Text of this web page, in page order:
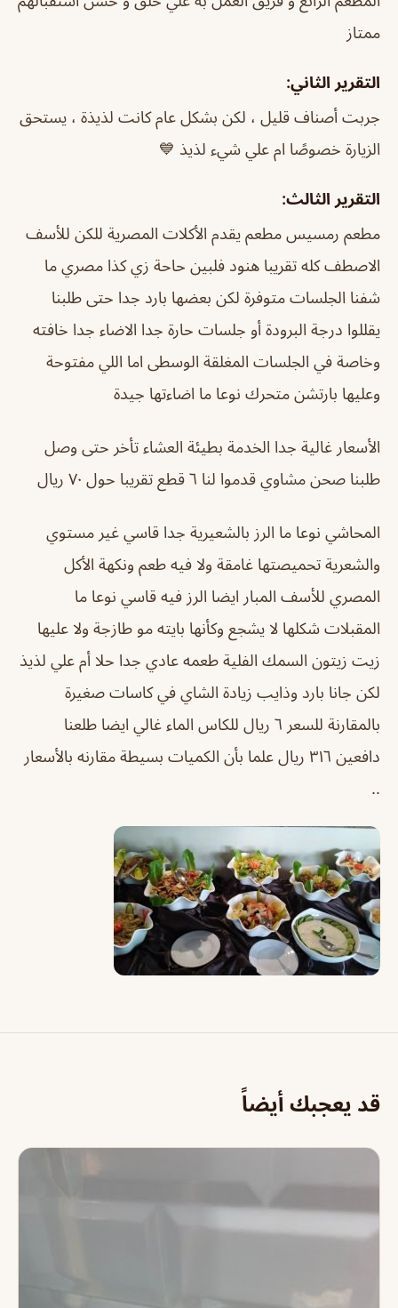
ممتاز
التقرير الثاني:
جربت أصناف قليل ، لكن بشكل عام كانت لذيذة ، يستحق
الزيارة خصوصًا ام علي شيء لذيذ 💙
التقرير الثالث:
مطعم رمسيس مطعم يقدم الأكلات المصرية للكن للأسف
الاصطف كله تقريبا هنود فلبين حاحة زي كذا مصري ما
شفنا الجلسات متوفرة لكن بعضها بارد جدا حتى طلبنا
يقللوا درجة البرودة أو جلسات حارة جدا الاضاء جدا خافته
وخاصة في الجلسات المغلقة الوسطى اما اللي مفتوحة
وعليها بارتشن متحرك نوعا ما اضاءتها جيدة
الأسعار غالية جدا الخدمة بطيئة العشاء تأخر حتى وصل
طلبنا صحن مشاوي قدموا لنا ٦ قطع تقريبا حول ٧٠ ريال
المحاشي نوعا ما الرز بالشعيرية جدا قاسي غير مستوي
والشعرية تحميصتها غامقة ولا فيه طعم ونكهة الأكل
المصري للأسف المبار ايضا الرز فيه قاسي نوعا ما
المقبلات شكلها لا يشجع وكأنها بايته مو طازجة ولا عليها
زيت زيتون السمك الفلية طعمه عادي جدا حلا أم علي لذيذ
لكن جانا بارد وذايب زيادة الشاي في كاسات صغيرة
بالمقارنة للسعر ٦ ريال للكاس الماء غالي ايضا طلعنا
دافعين ٣١٦ ريال علما بأن الكميات بسيطة مقارنه بالأسعار
..
قد يعجبك أيضاً